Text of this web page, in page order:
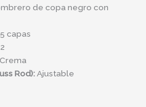
de copa negro con
capas
2
Crema
Rod): Ajustable